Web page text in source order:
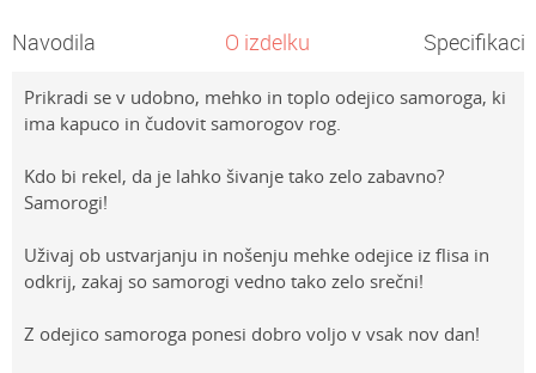
Navodila O izdelku
Prikradi se v udobno, mehko in toplo odejico samoroga, ki
ima kapuco in čudovit samorogov rog.
Kdo bi rekel, da je lahko šivanje tako zelo zabavno?
Samorogi!
Uživaj ob ustvarjanju in nošenju mehke odejice iz flisa in
odkrij, zakaj so samorogi vedno tako zelo srečni!
Z odejico samoroga ponesi dobro voljo v vsak nov dan!